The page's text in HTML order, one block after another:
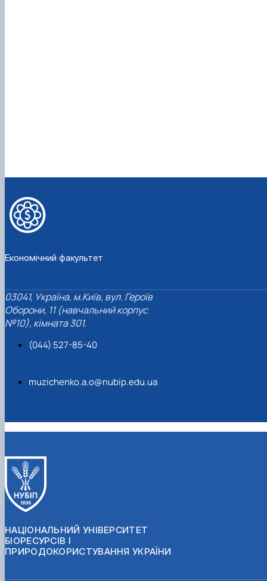
Економічний факультет
03041, Україна, м.Київ, вул. Героїв
Оборони, 11 (навчальний корпус
№10), кімната 301.
(044) 527-85-40
muzichenko.a.o@nubip.edu.ua
НАЦІОНАЛЬНИЙ УНІВЕРСИТЕТ
БІОРЕСУРСІВ І
ПРИРОДОКОРИСТУВАННЯ УКРАЇНИ